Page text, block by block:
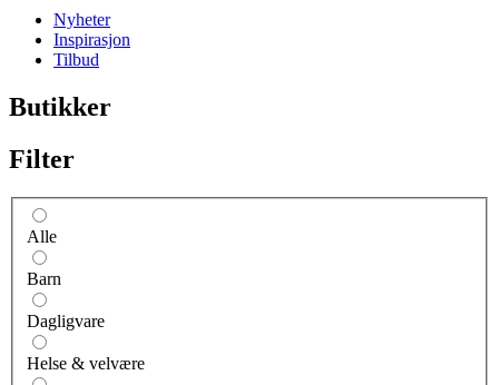
Nyheter
Inspirasjon
Tilbud
Butikker
Filter
Alle
Barn
Dagligvare
Helse & velvære